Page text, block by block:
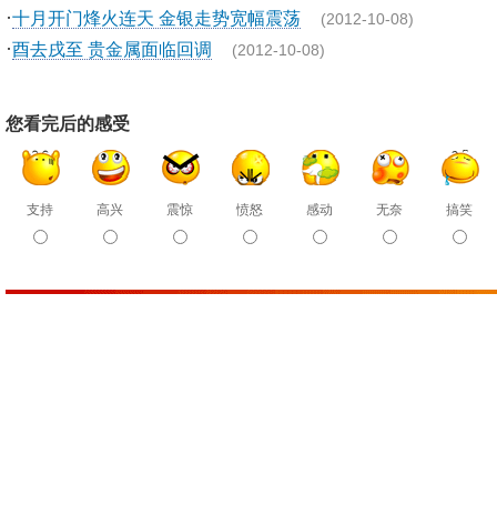
·十月开门烽火连天 金银走势宽幅震荡 (2012-10-08)
·酉去戌至 贵金属面临回调 (2012-10-08)
您看完后的感受
支持 高兴 震惊 愤怒 感动 无奈 搞笑